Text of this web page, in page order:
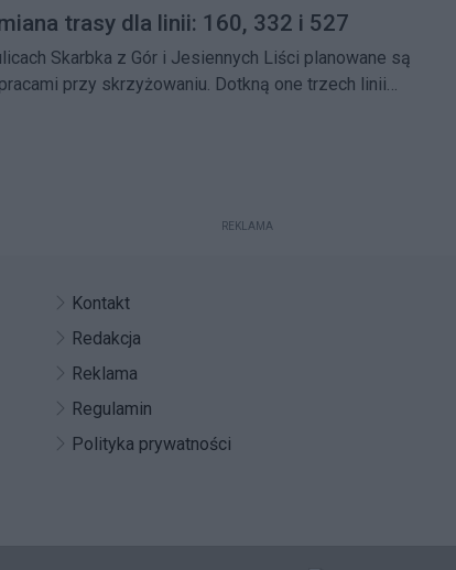
trasy dla linii: 160, 332 i 527
Skarbka z Gór i Jesiennych Liści planowane są
przy skrzyżowaniu. Dotkną one trzech linii
REKLAMA
Kontakt
Redakcja
Reklama
Regulamin
Polityka prywatności